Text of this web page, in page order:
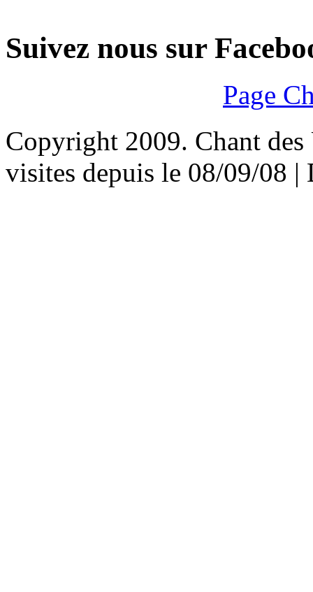
Suivez nous sur
Page
Copyright 2009. Chant des
visites depuis le 08/09/08